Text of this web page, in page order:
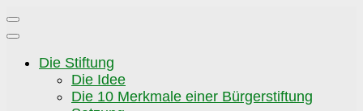
Zum
Inhalt
Die Stiftung
Die Idee
Die 10 Merkmale einer Bürgerstiftung